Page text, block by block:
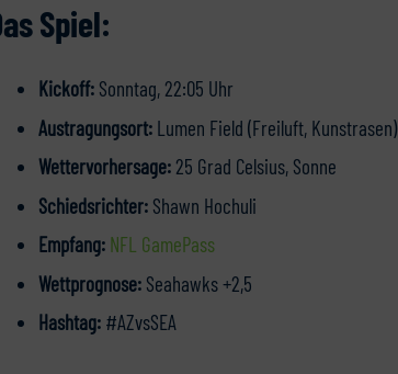
Spiel:
Kickoff: Sonntag, 22:05 Uhr
Austragungsort: Lumen Field (Freiluft, Kunstrasen)
Wettervorhersage: 25 Grad Celsius, Sonne
Schiedsrichter: Shawn Hochuli
Empfang: NFL GamePass
Wettprognose: Seahawks +2,5
Hashtag: #AZvsSEA